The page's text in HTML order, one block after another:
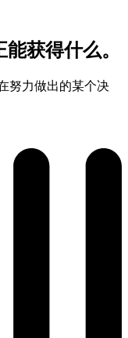
获得什么。
努力做出的某个决